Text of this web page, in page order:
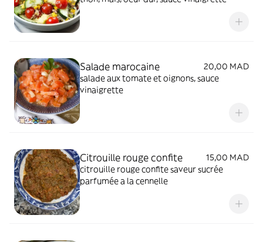
Salade marocaine
20,00 MAD
salade aux tomate et oignons, sauce
vinaigrette
Citrouille rouge confite
15,00 MAD
citrouille rouge confite saveur sucrée
parfumée a la cennelle